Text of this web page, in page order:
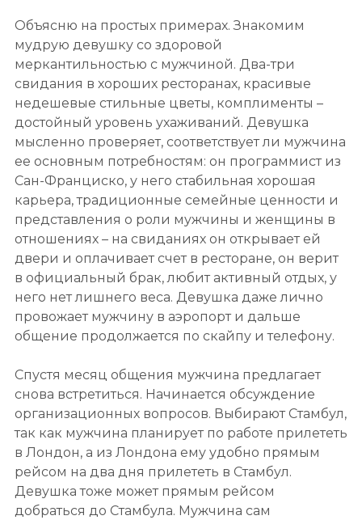
Объясню на простых примерах. Знакомим
мудрую девушку со здоровой
меркантильностью с мужчиной. Два-три
свидания в хороших ресторанах, красивые
недешевые стильные цветы, комплименты –
достойный уровень ухаживаний. Девушка
мысленно проверяет, соответствует ли мужчина
ее основным потребностям: он программист из
Сан-Франциско, у него стабильная хорошая
карьера, традиционные семейные ценности и
представления о роли мужчины и женщины в
отношениях – на свиданиях он открывает ей
двери и оплачивает счет в ресторане, он верит
в официальный брак, любит активный отдых, у
него нет лишнего веса. Девушка даже лично
провожает мужчину в аэропорт и дальше
общение продолжается по скайпу и телефону.
Спустя месяц общения мужчина предлагает
снова встретиться. Начинается обсуждение
организационных вопросов. Выбирают Стамбул,
так как мужчина планирует по работе прилететь
в Лондон, а из Лондона ему удобно прямым
рейсом на два дня прилететь в Стамбул.
Девушка тоже может прямым рейсом
добраться до Стамбула. Мужчина сам